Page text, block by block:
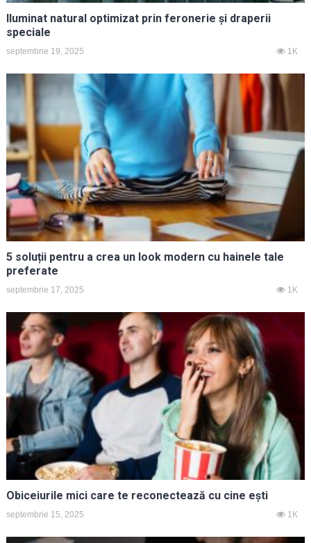
Iluminat natural optimizat prin feronerie și draperii
speciale
septembrie 19, 2025 1K
5 soluții pentru a crea un look modern cu hainele tale
preferate
septembrie 17, 2025 1K
Obiceiurile mici care te reconectează cu cine ești
septembrie 15, 2025 1K